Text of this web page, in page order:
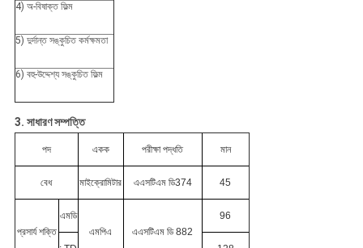
4) অ-বিষাক্ত ফিল্ম
5) দুর্দান্ত সঙ্কুচিত কর্মক্ষমতা
6) বহু-উদ্দেশ্য সঙ্কুচিত ফিল্ম
3. সাধারণ সম্পত্তি
পদ একক পরীক্ষা পদ্ধতি মান
বেধ মাইক্রোমিটার এএসটিএম ডি374 45
প্রসার্য শক্তি
এমডি
এমপিএ
এএসটিএম ডি 882
96